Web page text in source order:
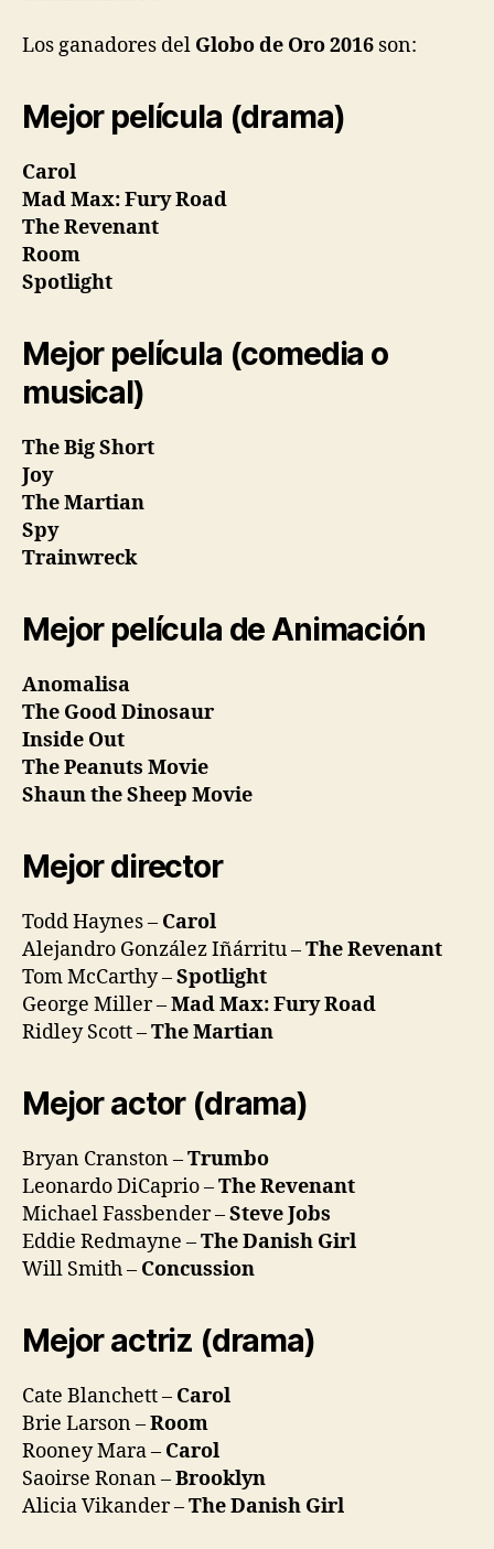
Los ganadores del Globo de Oro 2016 son:
Mejor película (drama)
Carol
Mad Max: Fury Road
The Revenant
Room
Spotlight
Mejor película (comedia o
musical)
The Big Short
Joy
The Martian
Spy
Trainwreck
Mejor película de Animación
Anomalisa
The Good Dinosaur
Inside Out
The Peanuts Movie
Shaun the Sheep Movie
Mejor director
Todd Haynes – Carol
Alejandro González Iñárritu –The Revenant
Tom McCarthy –Spotlight
George Miller –Mad Max: Fury Road
Ridley Scott –The Martian
Mejor actor (drama)
Bryan Cranston –Trumbo
Leonardo DiCaprio –The Revenant
Michael Fassbender –Steve Jobs
Eddie Redmayne –The Danish Girl
Will Smith – Concussion
Mejor actriz (drama)
Cate Blanchett – Carol
Brie Larson –Room
Rooney Mara – Carol
Saoirse Ronan –Brooklyn
Alicia Vikander –The Danish Girl